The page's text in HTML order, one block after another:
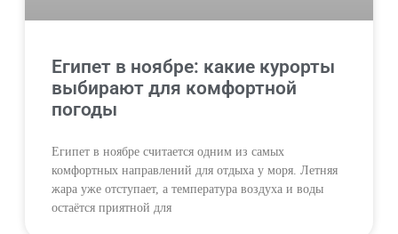
Египет в ноябре: какие курорты
выбирают для комфортной
погоды
Египет в ноябре считается одним из самых
комфортных направлений для отдыха у моря. Летняя
жара уже отступает, а температура воздуха и воды
остаётся приятной для